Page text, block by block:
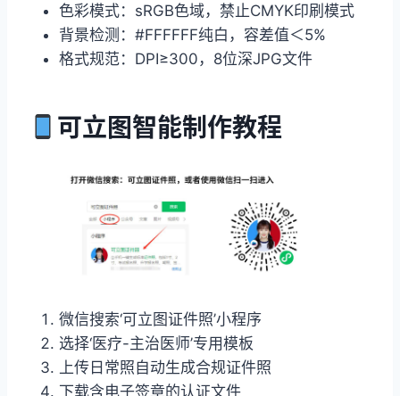
色彩模式：sRGB色域，禁止CMYK印刷模式
背景检测：#FFFFFF纯白，容差值＜5%
格式规范：DPI≥300，8位深JPG文件
可立图智能制作教程
微信搜索‘可立图证件照’小程序
选择‘医疗-主治医师’专用模板
上传日常照自动生成合规证件照
下载含电子签章的认证文件